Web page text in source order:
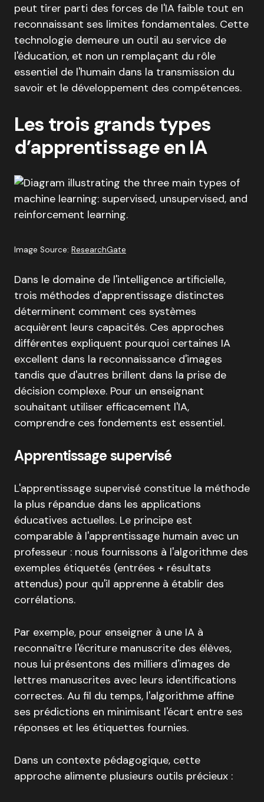
peut tirer parti des forces de l'IA faible tout en
reconnaissant ses limites fondamentales. Cette
technologie demeure un outil au service de
l'éducation, et non un remplaçant du rôle
essentiel de l'humain dans la transmission du
savoir et le développement des compétences.
Les trois grands types
d’apprentissage en IA
Image Source: ResearchGate
Dans le domaine de l'intelligence artificielle,
trois méthodes d'apprentissage distinctes
déterminent comment ces systèmes
acquièrent leurs capacités. Ces approches
différentes expliquent pourquoi certaines IA
excellent dans la reconnaissance d'images
tandis que d'autres brillent dans la prise de
décision complexe. Pour un enseignant
souhaitant utiliser efficacement l'IA,
comprendre ces fondements est essentiel.
Apprentissage supervisé
L'apprentissage supervisé constitue la méthode
la plus répandue dans les applications
éducatives actuelles. Le principe est
comparable à l'apprentissage humain avec un
professeur : nous fournissons à l'algorithme des
exemples étiquetés (entrées + résultats
attendus) pour qu'il apprenne à établir des
corrélations.
Par exemple, pour enseigner à une IA à
reconnaître l'écriture manuscrite des élèves,
nous lui présentons des milliers d'images de
lettres manuscrites avec leurs identifications
correctes. Au fil du temps, l'algorithme affine
ses prédictions en minimisant l'écart entre ses
réponses et les étiquettes fournies.
Dans un contexte pédagogique, cette
approche alimente plusieurs outils précieux :